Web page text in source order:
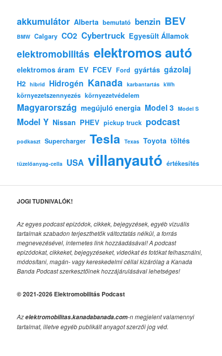
akkumulátor Alberta bemutató benzin BEV
BMW Calgary CO2 Cybertruck Egyesült Államok
elektromobilitás elektromos autó
elektromos áram EV FCEV Ford gyártás gázolaj
H2 hibrid Hidrogén Kanada karbantartás kWh
környezetszennyezés környezetvédelem
Magyarország megújuló energia Model 3 Model S
Model Y Nissan PHEV pickup truck podcast
podkaszt Supercharger Tesla Texas Toyota töltés
tüzelőanyag-cella USA villanyautó értékesítés
JOGI TUDNIVALÓK!
Az egyes podcast epizódok, cikkek, bejegyzések, egyéb vizuális
tartalmak szabadon terjeszthetők változtatás nélkül, a forrás
megnevezésével, internetes link hozzáadásával!A podcast
epizódokat, cikkeket, bejegyzéseket, videókat és fotókat felhasználni,
módosítani, magán- vagy kereskedelmi céllal kizárólag a Kanada
Banda Podcast szerkesztőinek hozzájárulásával lehetséges!
© 2021-2026 Elektromobilitás Podcast
Azelektromobilitas.kanadabanada.com-n megjelent valamennyi
tartalmat, illetve egyéb publikált anyagot szerzői jog véd.